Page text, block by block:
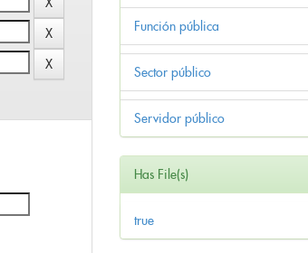
Función pública
Sector público
Servidor público
Has File(s)
true